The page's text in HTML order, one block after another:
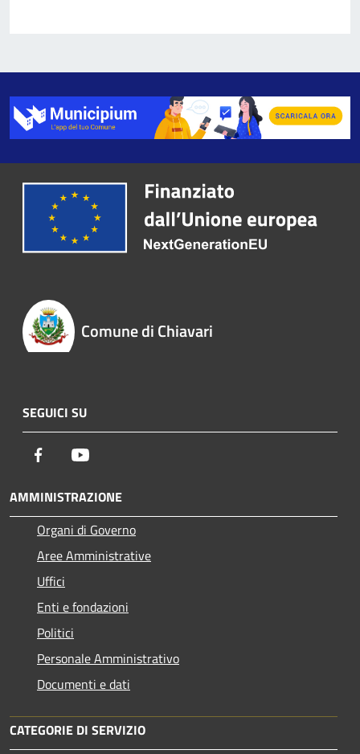
Comune di Chiavari
SEGUICI SU
Facebook
AMMINISTRAZIONE
Organi di Governo
Aree Amministrative
Uffici
Enti e fondazioni
Politici
Personale Amministrativo
Documenti e dati
CATEGORIE DI SERVIZIO